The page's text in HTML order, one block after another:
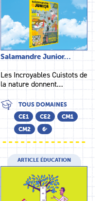
Salamandre Junior…
Les Incroyables Cuistots de
la nature donnent…
TOUS DOMAINES
CE1
CE2
CM1
CM2
6ᵉ
ARTICLE ÉDUCATION